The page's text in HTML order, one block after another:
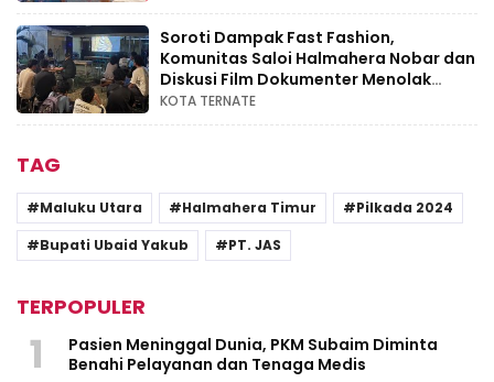
Soroti Dampak Fast Fashion,
Komunitas Saloi Halmahera Nobar dan
Diskusi Film Dokumenter Menolak
Punah
KOTA TERNATE
TAG
Maluku Utara Halmahera Timur
Pilkada 2024
Bupati Ubaid Yakub
PT. JAS
TERPOPULER
1
Pasien Meninggal Dunia, PKM Subaim Diminta
Benahi Pelayanan dan Tenaga Medis